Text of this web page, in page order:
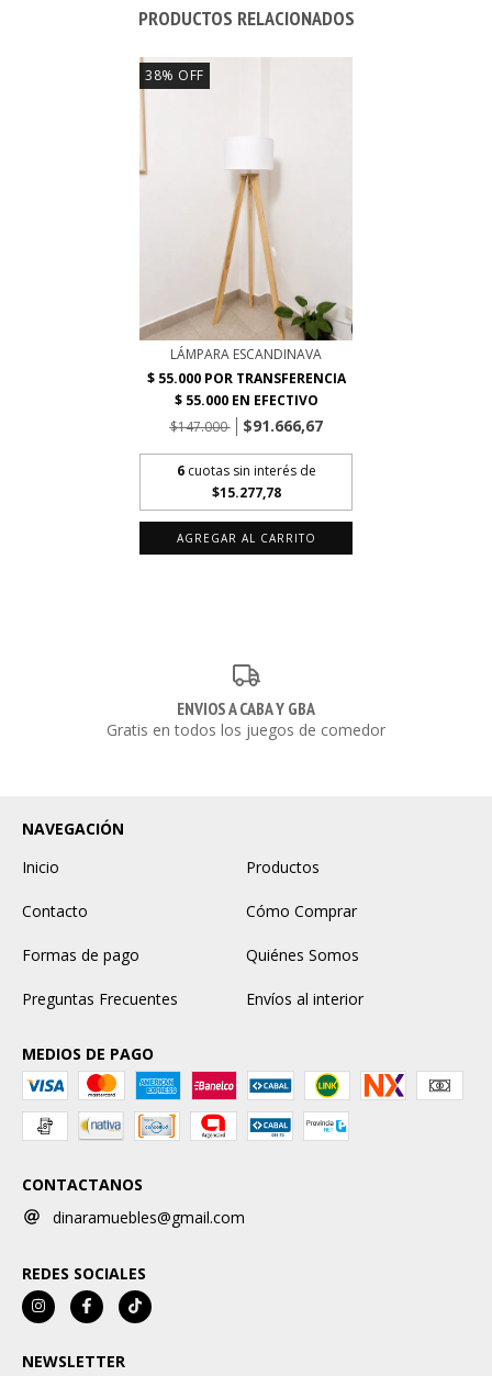
PRODUCTOS RELACIONADOS
38% OFF
LÁMPARA ESCANDINAVA
$147.000 $91.666,67
6 cuotas sin interés de
$15.277,78
ENVIOS A CABA Y GBA
Gratis en todos los juegos de comedor
NAVEGACIÓN
Inicio
Productos
Contacto Cómo Comprar
Formas de pago Quiénes Somos
Preguntas Frecuentes Envíos al interior
MEDIOS DE PAGO
CONTACTANOS
dinaramuebles@gmail.com
REDES SOCIALES
NEWSLETTER